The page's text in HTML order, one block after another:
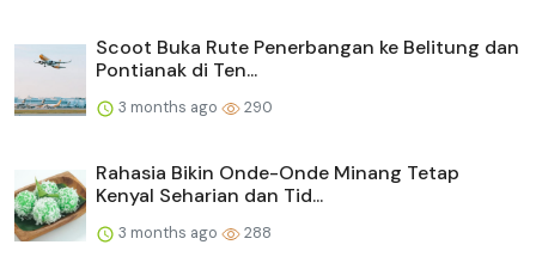
Scoot Buka Rute Penerbangan ke Belitung dan
Pontianak di Ten...
3 months ago 290
Rahasia Bikin Onde-Onde Minang Tetap
Kenyal Seharian dan Tid...
3 months ago 288